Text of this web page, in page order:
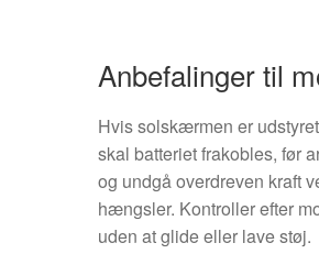
Anbefalinger til
Hvis solskærmen er
skal batteriet frakobles, før
og undgå overdreven kraft
hængsler. Kontroller efter
uden at glide eller lave støj.